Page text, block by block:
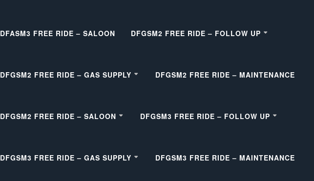
DFASM3 FREE RIDE – SALOON DFGSM2 FREE RIDE – FOLLOW UP
DFGSM2 FREE RIDE – GAS SUPPLY DFGSM2 FREE RIDE – MAINTENANCE
DFGSM2 FREE RIDE – SALOON DFGSM3 FREE RIDE – FOLLOW UP
DFGSM3 FREE RIDE – GAS SUPPLY DFGSM3 FREE RIDE – MAINTENANCE